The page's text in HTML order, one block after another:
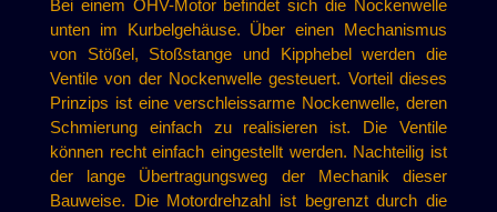
Bei einem OHV-Motor befindet sich die Nockenwelle
unten im Kurbelgehäuse. Über einen Mechanismus
von Stößel, Stoßstange und Kipphebel werden die
Ventile von der Nockenwelle gesteuert. Vorteil dieses
Prinzips ist eine verschleissarme Nockenwelle, deren
Schmierung einfach zu realisieren ist. Die Ventile
können recht einfach eingestellt werden. Nachteilig ist
der lange Übertragungsweg der Mechanik dieser
Bauweise. Die Motordrehzahl ist begrenzt durch die